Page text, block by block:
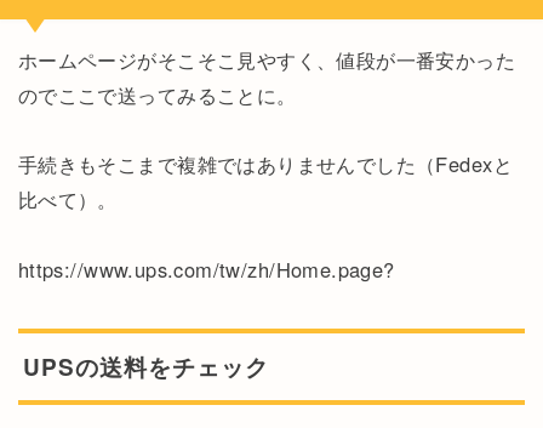
ホームページがそこそこ見やすく、値段が一番安かった
のでここで送ってみることに。
手続きもそこまで複雑ではありませんでした（Fedexと
比べて）。
https://www.ups.com/tw/zh/Home.page?
UPSの送料をチェック